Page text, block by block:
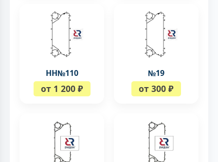
НН№110
от 1 200 ₽
№19
от 300 ₽